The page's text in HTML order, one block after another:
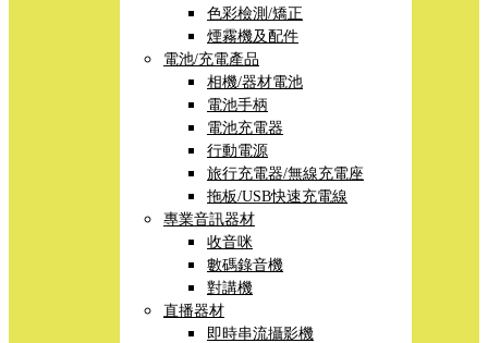
色彩檢測/矯正
煙霧機及配件
電池/充電產品
相機/器材電池
電池手柄
電池充電器
行動電源
旅行充電器/無線充電座
拖板/USB快速充電線
專業音訊器材
收音咪
數碼錄音機
對講機
直播器材
即時串流攝影機